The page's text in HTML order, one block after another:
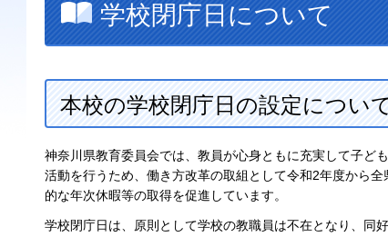
学校閉庁日について
本校の学校閉庁日の設定につい
神奈川県教育委員会では、教員が心身ともに充実して子ど
活動を行うため、働き方改革の取組として令和2年度から
的な年次休暇等の取得を促進しています。
学校閉庁日は、原則として学校の教職員は不在となり、同